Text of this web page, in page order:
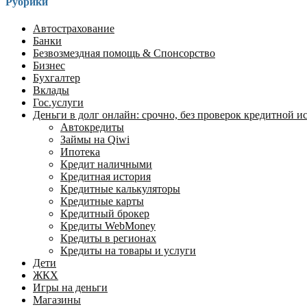
Автострахование
Банки
Безвозмездная помощь & Спонсорство
Бизнес
Бухгалтер
Вклады
Гос.услуги
Деньги в долг онлайн: срочно, без проверок кредитной
Автокредиты
Займы на Qiwi
Ипотека
Кредит наличными
Кредитная история
Кредитные калькуляторы
Кредитные карты
Кредитный брокер
Кредиты WebMoney
Кредиты в регионах
Кредиты на товары и услуги
Дети
ЖКХ
Игры на деньги
Магазины